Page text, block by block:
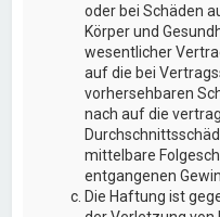
oder bei Schäden
Körper und
wesentlicher
auf die bei
vorhersehbaren
nach auf die
mittelbare
entgangenen
Die Haftung ist